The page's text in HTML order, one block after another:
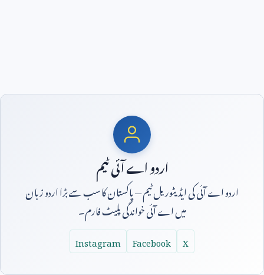
اردو اے آئی ٹیم
اردو اے آئی کی ایڈیٹوریل ٹیم — پاکستان کا سب سے بڑا اردو زبان
میں اے آئی خواندگی پلیٹ فارم۔
X
Facebook
Instagram